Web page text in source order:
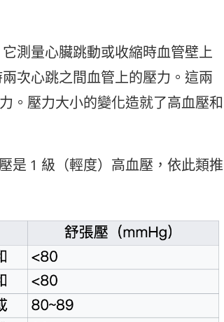
測量心臟跳動或收縮時血管壁上
次心跳之間血管上的壓力。這兩
。壓力大小的變化造就了高血壓和
是 1 級（輕度）高血壓，依此類推